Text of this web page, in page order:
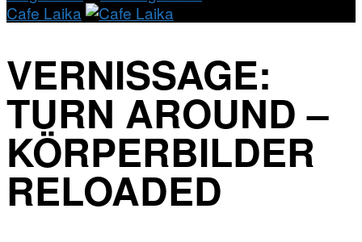
Cafe Laika
VERNISSAGE:
TURN AROUND –
KÖRPERBILDER
RELOADED